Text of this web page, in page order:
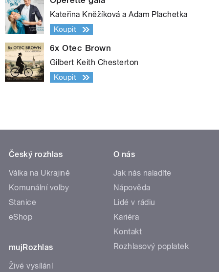
Kateřina Kněžíková a Adam Plachetka
Koupit
6x Otec Brown
Gilbert Keith Chesterton
Koupit
Český rozhlas
Válka na Ukrajině
Komunální volby
Stanice
eShop
mujRozhlas
Živé vysílání
O nás
Jak nás naladíte
Nápověda
Lidé v rádiu
Kariéra
Kontakt
Rozhlasový poplatek